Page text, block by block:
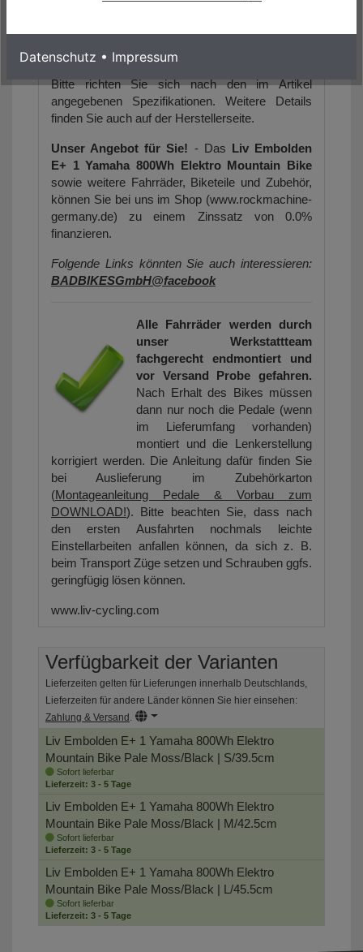
(Abweichungen zur Artikelbeschreibung sind
möglich, da sich der Hersteller das Recht
vorbehält, die Produktspezifikation zu ändern).
Bitte richten Sie sich nach den im Artikel
angegebenen Spezifikationen. Weitere Details
finden Sie auch auf der Herstellerseite.
Unser Angebot für Sie! - Das Liv Embolden
E+ 1 Yamaha 800Wh Elektro Mountain Bike
sowie weitere Fahrräder, Biketeile und Zubehör,
können Sie bei uns im Shop (www.rockmachine-
germany.de) zu einem Zinssatz von 0.0%
finanzieren.
Folgende Links könnten Sie auch interessieren:
BADBIKESGmbH@facebook
Alle Fahrräder werden durch
unser Werkstattteam
fachgerecht endmontiert und
vor Versand Probe gefahren.
Nach Erhalt des Bikes müssen
dann nur noch die Pedale (wenn
im Lieferumfang vorhanden)
montiert und die Lenkerstellung
korrigiert werden. Die Anleitung dafür finden Sie
bei Auslieferung im Zubehörkarton
(Montageanleitung Pedale & Vorbau zum
DOWNLOAD!). Bitte beachten Sie, dass nach
den ersten Ausfahrten nochmals leichte
Einstellarbeiten anfallen können, da sich z. B.
beim Transport Züge setzen und Schrauben ggfs.
geringfügig lösen können.
www.liv-cycling.com
Verfügbarkeit der Varianten
Lieferzeiten gelten für Lieferungen innerhalb Deutschlands,
Lieferzeiten für andere Länder können Sie hier einsehen:
Zahlung & Versand .
Liv Embolden E+ 1 Yamaha 800Wh Elektro
Mountain Bike Pale Moss/Black | S/39.5cm
Sofort lieferbar
Lieferzeit: 3 - 5 Tage
Liv Embolden E+ 1 Yamaha 800Wh Elektro
Mountain Bike Pale Moss/Black | M/42.5cm
Sofort lieferbar
Lieferzeit: 3 - 5 Tage
Liv Embolden E+ 1 Yamaha 800Wh Elektro
Mountain Bike Pale Moss/Black | L/45.5cm
Sofort lieferbar
Lieferzeit: 3 - 5 Tage
Datenschutz • Impressum